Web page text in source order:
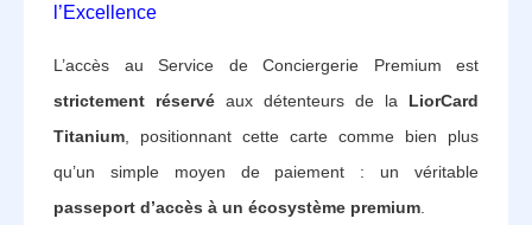
l’Excellence
L’accès au Service de Conciergerie Premium est
strictement réservé aux détenteurs de la LiorCard
Titanium , positionnant cette carte comme bien plus
qu’un simple moyen de paiement : un véritable
passeport d’accès à un écosystème premium